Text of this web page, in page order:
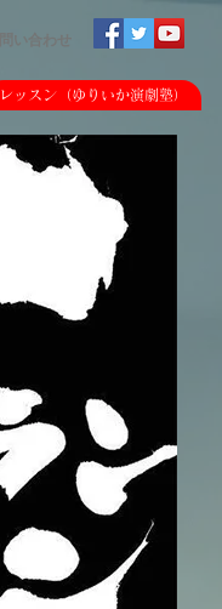
レッスン（ゆりいか演劇塾）